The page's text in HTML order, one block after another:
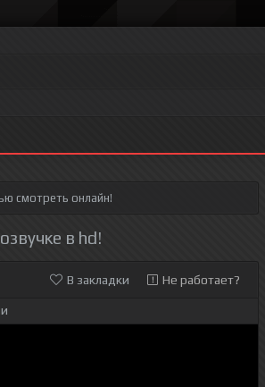
смотреть онлайн!
в hd!
В закладки Не работает?